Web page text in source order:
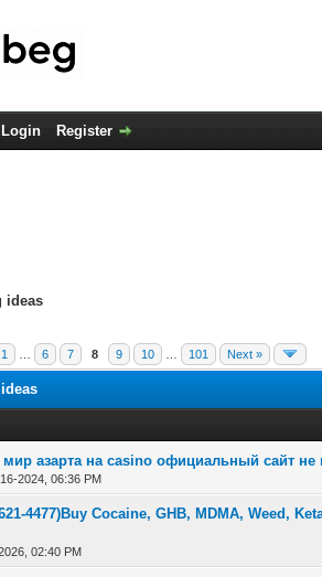
Login Register
ideas
1 6 7 8 9 10 101 Next »
мир азарта на casino официальный сайт
2024, 06:36 PM
- 0 out of 5 in Average
12345
4477)Buy Cocaine, GHB, MDMA, Weed,
02:40 PM
- 0 out of 5 in Average